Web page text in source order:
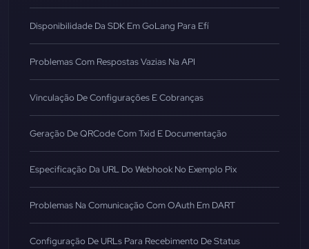
Disponibilidade Da SDK Em GoLang Para Efí
Problemas Com Respostas Vazias Na API
Vinculação De Configurações E Cobranças
Geração De QRCode Com Txid E Documentação
Especificação Da URL Do Webhook No Exemplo Pix
Problemas Na Comunicação Com OAuth Em DART
Configuração De URLs Para Recebimento De Status